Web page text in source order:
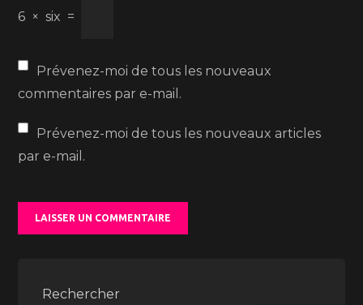
6 × six =
Prévenez-moi de tous les nouveaux
commentaires par e-mail.
Prévenez-moi de tous les nouveaux articles
par e-mail.
Rechercher